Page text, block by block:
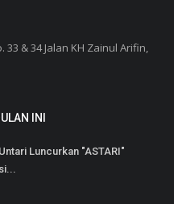
& 34 Jalan KH Zainul Arifin,
INI
Luncurkan "ASTARI"